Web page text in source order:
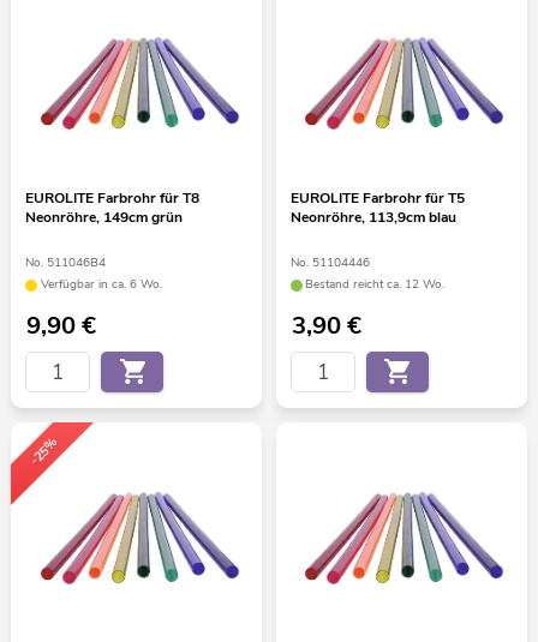
EUROLITE Farbrohr für T8
Neonröhre, 149cm grün
No. 511046B4
Verfügbar in ca. 6 Wo.
9,90€
EUROLITE Farbrohr für T5
Neonröhre, 113,9cm blau
No. 51104446
Bestand reicht ca. 12 Wo.
3,90€
-25%